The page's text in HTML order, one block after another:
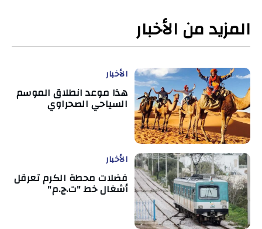
المزيد من الأخبار
الأخبار
هذا موعد انطلاق الموسم
السياحي الصحراوي
الأخبار
فضلات محطة الكرم تعرقل
أشغال خط "ت.ج.م"